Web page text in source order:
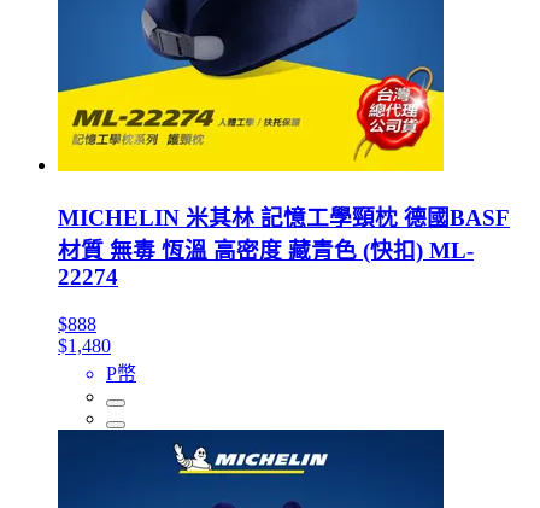
MICHELIN 米其林 記憶工學頸枕 德國BASF
材質 無毒 恆溫 高密度 藏青色 (快扣) ML-
22274
$888
$1,480
P幣